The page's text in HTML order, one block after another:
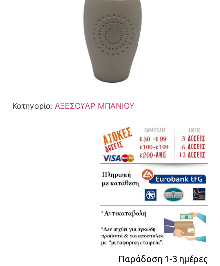
Κατηγορία: ΑΞΕΣΟΥΑΡ ΜΠΑΝΙΟΥ
Παράδοση 1-3 ημέρες